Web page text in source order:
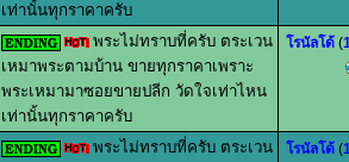
เท่านั้นทุกราคาครับ
พระไม่ทราบที่ครับ ตระเวน
เหมาพระตามบ้าน ขายทุกราคาเพราะ
พระเหมามาซอยขายปลีก วัดใจเท่าไหน
เท่านั้นทุกราคาครับ
โรนัลโด้ (
พระไม่ทราบที่ครับ ตระเวน
โรนัลโด้ (